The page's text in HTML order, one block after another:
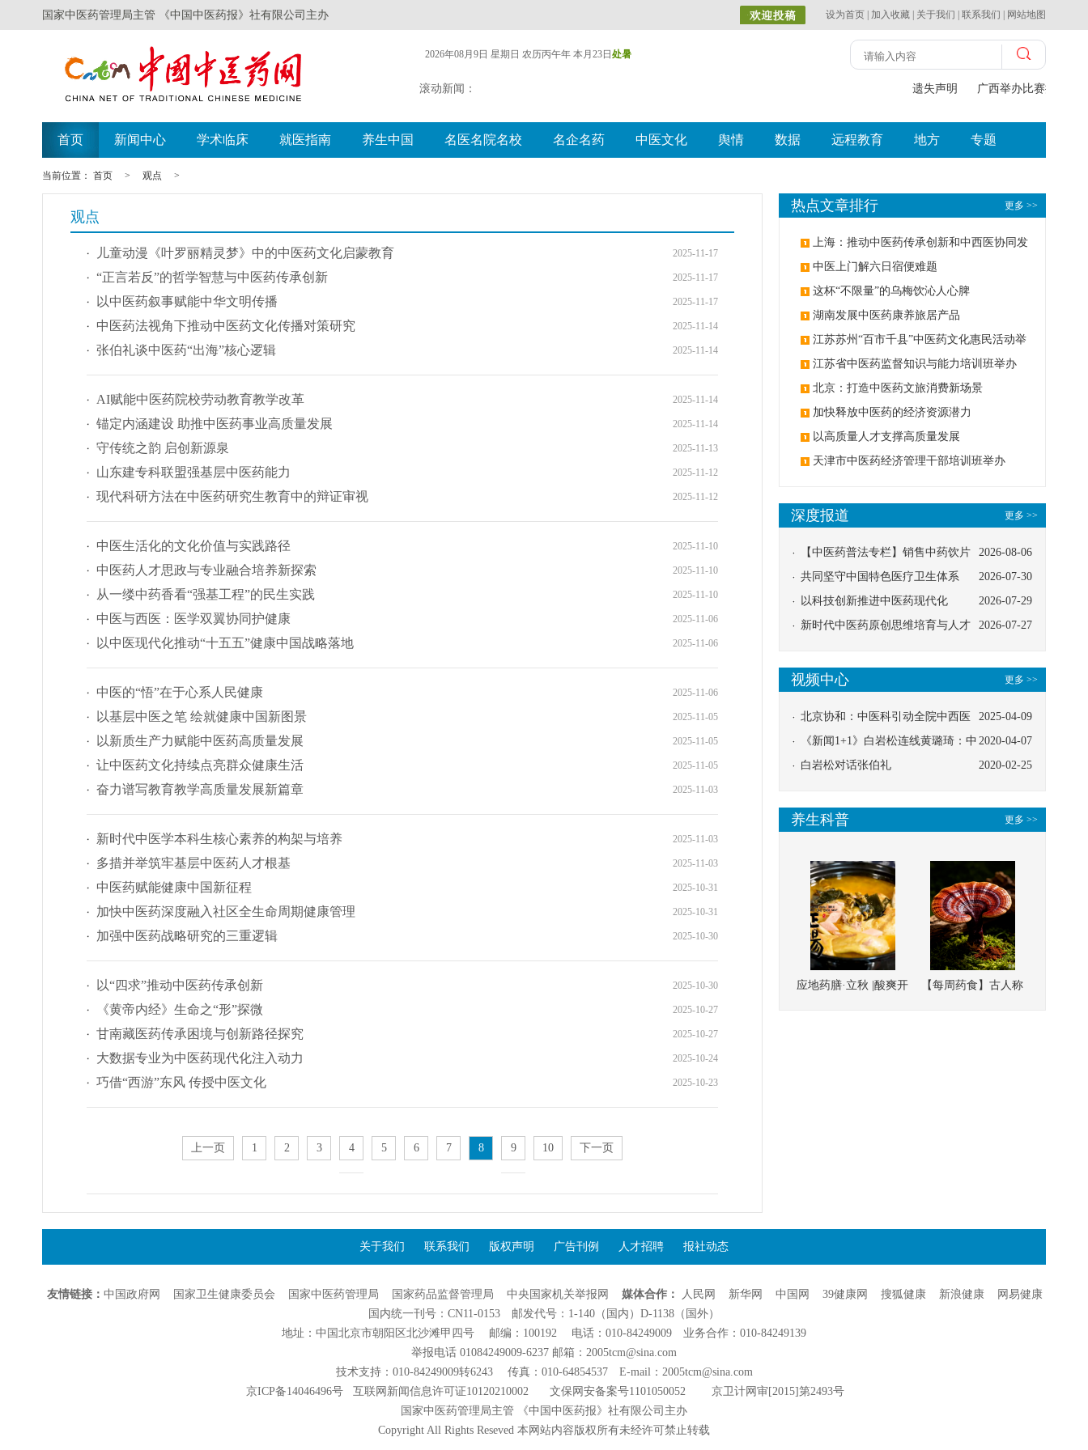
国家中医药管理局主管 《中国中医药报》社有限公司主办 设为首页 加入收藏 关于我们 联系我们 网站地图
2026年08月9日 星期日 农历丙午年 本月23日 处暑
滚动新闻： 遗失声明 广西举办比赛探索中
首页 新闻中心 学术临床 就医指南 养生中国 名医名院名校 名企名药 中医文化 舆情 数据 远程教育 地方 专题
当前位置： 首页 > 观点 >
观点
2025-11-17
儿童动漫《叶罗丽精灵梦》中的中医药文化启蒙教育
2025-11-17
“正言若反”的哲学智慧与中医药传承创新
2025-11-17
以中医药叙事赋能中华文明传播
2025-11-14
中医药法视角下推动中医药文化传播对策研究
2025-11-14
张伯礼谈中医药“出海”核心逻辑
2025-11-14
AI赋能中医药院校劳动教育教学改革
2025-11-14
锚定内涵建设 助推中医药事业高质量发展
2025-11-13
守传统之韵 启创新源泉
2025-11-12
山东建专科联盟强基层中医药能力
2025-11-12
现代科研方法在中医药研究生教育中的辩证审视
2025-11-10
中医生活化的文化价值与实践路径
2025-11-10
中医药人才思政与专业融合培养新探索
2025-11-10
从一缕中药香看“强基工程”的民生实践
2025-11-06
中医与西医：医学双翼协同护健康
2025-11-06
以中医现代化推动“十五五”健康中国战略落地
2025-11-06
中医的“悟”在于心系人民健康
2025-11-05
以基层中医之笔 绘就健康中国新图景
2025-11-05
以新质生产力赋能中医药高质量发展
2025-11-05
让中医药文化持续点亮群众健康生活
2025-11-03
奋力谱写教育教学高质量发展新篇章
2025-11-03
新时代中医学本科生核心素养的构架与培养
2025-11-03
多措并举筑牢基层中医药人才根基
2025-10-31
中医药赋能健康中国新征程
2025-10-31
加快中医药深度融入社区全生命周期健康管理
2025-10-30
加强中医药战略研究的三重逻辑
2025-10-30
以“四求”推动中医药传承创新
2025-10-27
《黄帝内经》生命之“形”探微
2025-10-27
甘南藏医药传承困境与创新路径探究
2025-10-24
大数据专业为中医药现代化注入动力
2025-10-23
巧借“西游”东风 传授中医文化
上一页 1 2 3 4 5 6 7 8 9 10 下一页
更多 >>
热点文章排行
上海：推动中医药传承创新和中西医协同发
展 中医上门解六日宿便难题
这杯“不限量”的乌梅饮沁人心脾
湖南发展中医药康养旅居产品
江苏苏州“百市千县”中医药文化惠民活动举
办 江苏省中医药监督知识与能力培训班举办
北京：打造中医药文旅消费新场景
加快释放中医药的经济资源潜力
以高质量人才支撑高质量发展
天津市中医药经济管理干部培训班举办
更多 >>
深度报道
2026-08-06
【中医药普法专栏】销售中药饮片
应告知煎服方法及注意事项
2026-07-30
共同坚守中国特色医疗卫生体系
2026-07-29
以科技创新推进中医药现代化
2026-07-27
新时代中医药原创思维培育与人才
更多 >>
视频中心
2025-04-09
北京协和：中医科引动全院中西医
协同
2020-04-07
《新闻1+1》白岩松连线黄璐琦：中
医救治的临床效果
2020-02-25
白岩松对话张伯礼
更多 >>
养生科普
应地药膳·立秋 |酸爽开
【每周药食】古人称
关于我们 联系我们 版权声明 广告刊例 人才招聘 报社动态
友情链接： 中国政府网 国家卫生健康委员会 国家中医药管理局 国家药品监督管理局 中央国家机关举报网 媒体合作： 人民网 新华网 中国网 39健康网 搜狐健康 新浪健康
网易健康
国内统一刊号：CN11-0153 邮发代号：1-140（国内）D-1138（国外）
地址：中国北京市朝阳区北沙滩甲四号 邮编：100192 电话：010-84249009 业务合作：010-84249139
举报电话 01084249009-6237 邮箱：2005tcm@sina.com
技术支持：010-84249009转6243 传真：010-64854537 E-mail：2005tcm@sina.com
京ICP备14046496号
互联网新闻信息许可证10120210002文保网安备案号1101050052 京卫计网审[2015]第2493号
国家中医药管理局主管 《中国中医药报》社有限公司主办
Copyright All Rights Reseved 本网站内容版权所有未经许可禁止转载